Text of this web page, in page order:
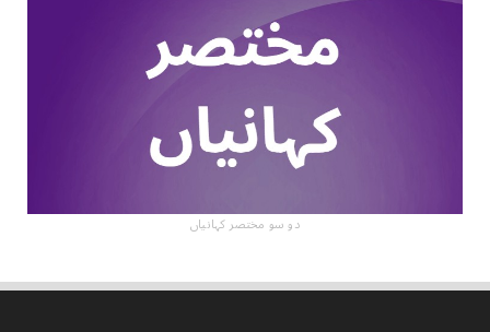
دو سو مختصر کہانیاں